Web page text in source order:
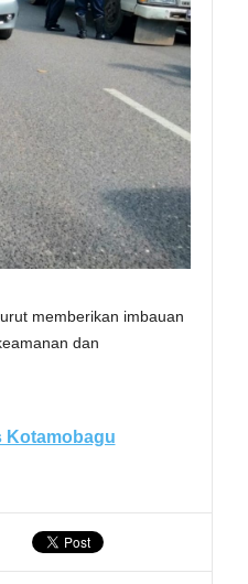
memberikan imbauan
dan
Kotamobagu